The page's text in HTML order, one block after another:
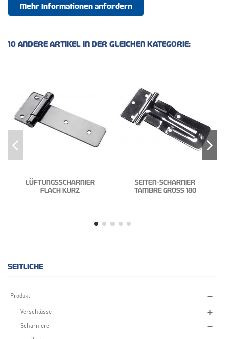
Mehr Informationen anfordern
10 ANDERE ARTIKEL IN DER GLEICHEN KATEGORIE:
LÜFTUNGSSCHARNIER
FLACH KURZ
SEITEN-SCHARNIER
TAMBRE GROSS 180
SEITLICHE
Produkt
Verschlüsse
Scharniere